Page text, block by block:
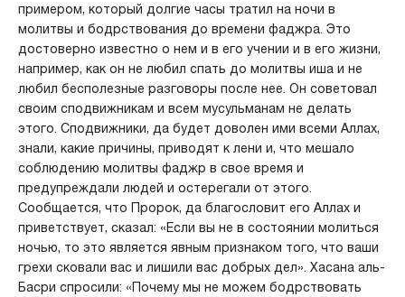
примером, который долгие часы тратил на ночи в
молитвы и бодрствования до времени фаджра. Это
достоверно известно о нем и в его учении и в его жизни,
например, как он не любил спать до молитвы иша и не
любил бесполезные разговоры после нее. Он советовал
своим сподвижникам и всем мусульманам не делать
этого. Сподвижники, да будет доволен ими всеми Аллах,
знали, какие причины, приводят к лени и, что мешало
соблюдению молитвы фаджр в свое время и
предупреждали людей и остерегали от этого.
Сообщается, что Пророк, да благословит его Аллах и
приветствует, сказал: «Если вы не в состоянии молиться
ночью, то это является явным признаком того, что ваши
грехи сковали вас и лишили вас добрых дел». Хасана аль-
Басри спросили: «Почему мы не можем бодрствовать